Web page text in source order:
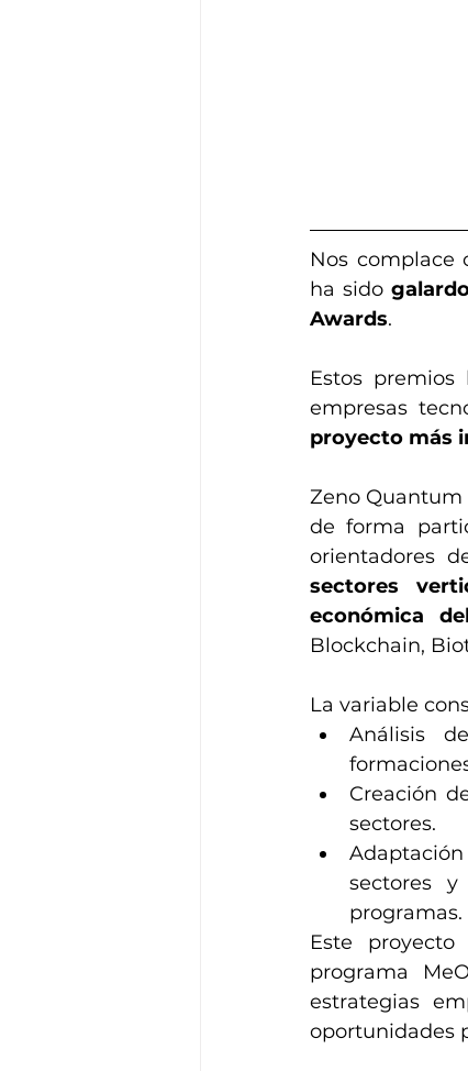
Nos complace
ha sido
Awards.
Estos
empresas
proyecto más
Zeno Quantum
de forma
orientadores
sectores
económica
Blockchain,
La variable
Análisis
Creación
sectores.
sectores
programas.
Este
programa
estrategias
oportunidades